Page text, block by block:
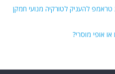
להעניק לטורקיה מנועי חמקן
אופי מוסרי?